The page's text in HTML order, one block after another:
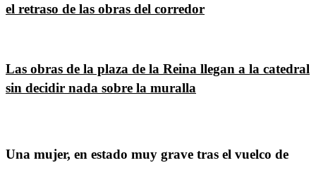
el retraso de las obras del corredor
Las obras de la plaza de la Reina llegan a la catedral
sin decidir nada sobre la muralla
Una mujer, en estado muy grave tras el vuelco de